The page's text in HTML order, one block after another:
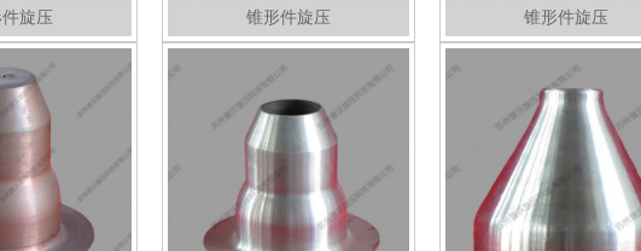
旋压 锥形件旋压 锥形件旋压